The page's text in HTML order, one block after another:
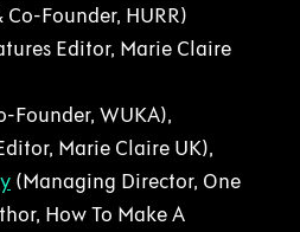
Co-Founder, HURR)
Editor, Marie Claire
Founder, WUKA),
Marie Claire UK),
(Managing Director, One
How To Make A